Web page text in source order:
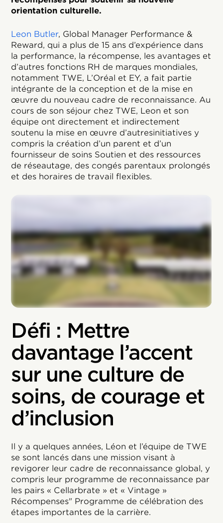
orientation culturelle.
Leon Butler, Global Manager Performance &
Reward, qui a plus de 15 ans d’expérience dans
la performance, la récompense, les avantages et
d’autres fonctions RH de marques mondiales,
notamment TWE, L’Oréal et EY, a fait partie
intégrante de la conception et de la mise en
œuvre du nouveau cadre de reconnaissance. Au
cours de son séjour chez TWE, Leon et son
équipe ont directement et indirectement
soutenu la mise en œuvre d’autresinitiatives y
compris la création d’un parent et d’un
fournisseur de soins Soutien et des ressources
de réseautage, des congés parentaux prolongés
et des horaires de travail flexibles.
Défi : Mettre
davantage l’accent
sur une culture de
soins, de courage et
d’inclusion
Il y a quelques années, Léon et l’équipe de TWE
se sont lancés dans une mission visant à
revigorer leur cadre de reconnaissance global, y
compris leur programme de reconnaissance par
les pairs « Cellarbrate » et « Vintage »
Récompenses" Programme de célébration des
étapes importantes de la carrière.